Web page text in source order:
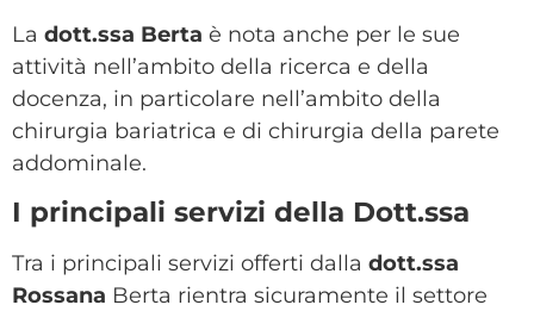
La dott.ssa Berta è nota anche per le sue
attività nell’ambito della ricerca e della
docenza, in particolare nell’ambito della
chirurgia bariatrica e di chirurgia della parete
addominale.
I principali servizi della Dott.ssa
Tra i principali servizi offerti dalla dott.ssa
Rossana Berta rientra sicuramente il settore